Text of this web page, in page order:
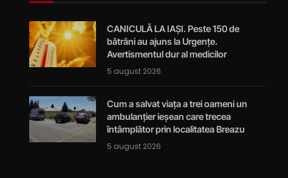
CANICULĂ LA IAȘI. Peste 150 de
bătrâni au ajuns la Urgențe.
Avertismentul dur al medicilor
5 august 2026
Cum a salvat viața a trei oameni un
ambulanțier ieșean care trecea
întâmplător prin localitatea Breazu
5 august 2026